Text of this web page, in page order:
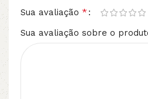
Sua avaliação *
Sua avaliação sobre o